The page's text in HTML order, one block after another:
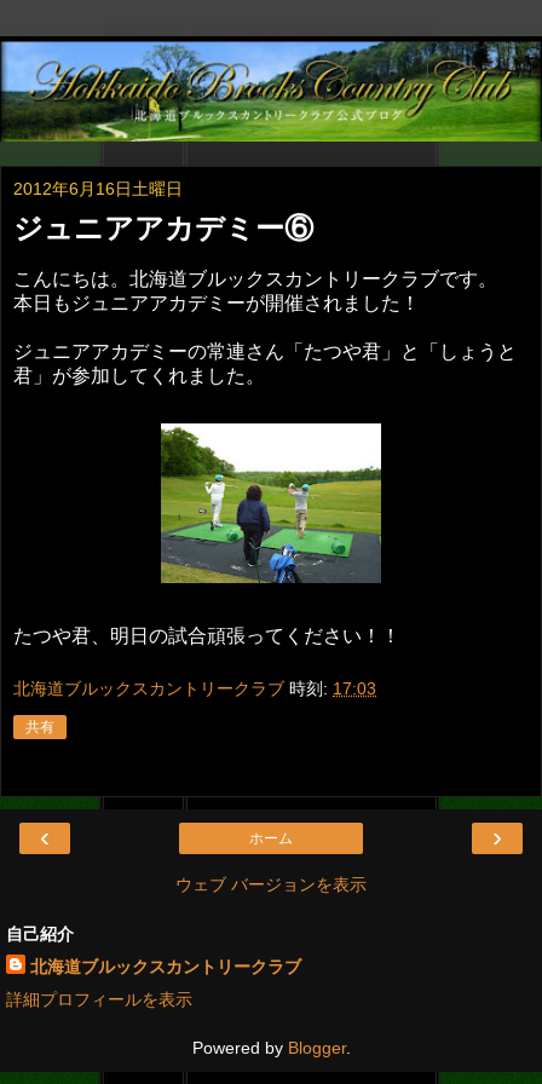
2012年6月16日土曜日
ジュニアアカデミー⑥
こんにちは。北海道ブルックスカントリークラブです。
本日もジュニアアカデミーが開催されました！
ジュニアアカデミーの常連さん「たつや君」と「しょうと
君」が参加してくれました。
たつや君、明日の試合頑張ってください！！
北海道ブルックスカントリークラブ 時刻: 17:03
共有
‹ ›
ホーム
ウェブ バージョンを表示
自己紹介
北海道ブルックスカントリークラブ
詳細プロフィールを表示
Powered by Blogger.